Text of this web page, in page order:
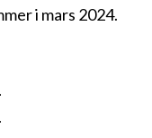
i mars 2024.